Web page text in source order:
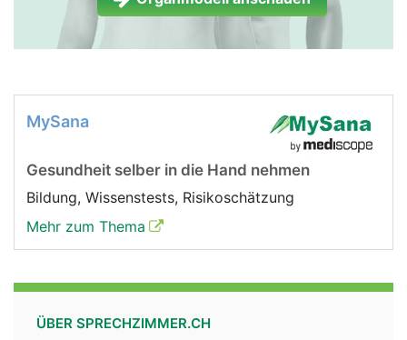
MySana
Gesundheit selber in die Hand nehmen
Bildung, Wissenstests, Risikoschätzung
Mehr zum Thema
ÜBER SPRECHZIMMER.CH